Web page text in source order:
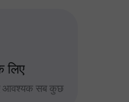
लिए
आवश्यक सब कुछ